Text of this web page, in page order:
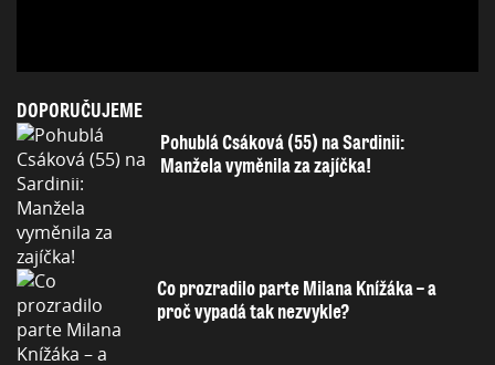
DOPORUČUJEME
Pohublá Csáková (55) na Sardinii:
Manžela vyměnila za zajíčka!
Co prozradilo parte Milana Knížáka – a
proč vypadá tak nezvykle?